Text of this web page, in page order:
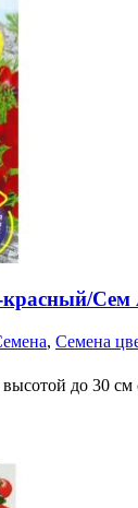
, Семена
до 30 см